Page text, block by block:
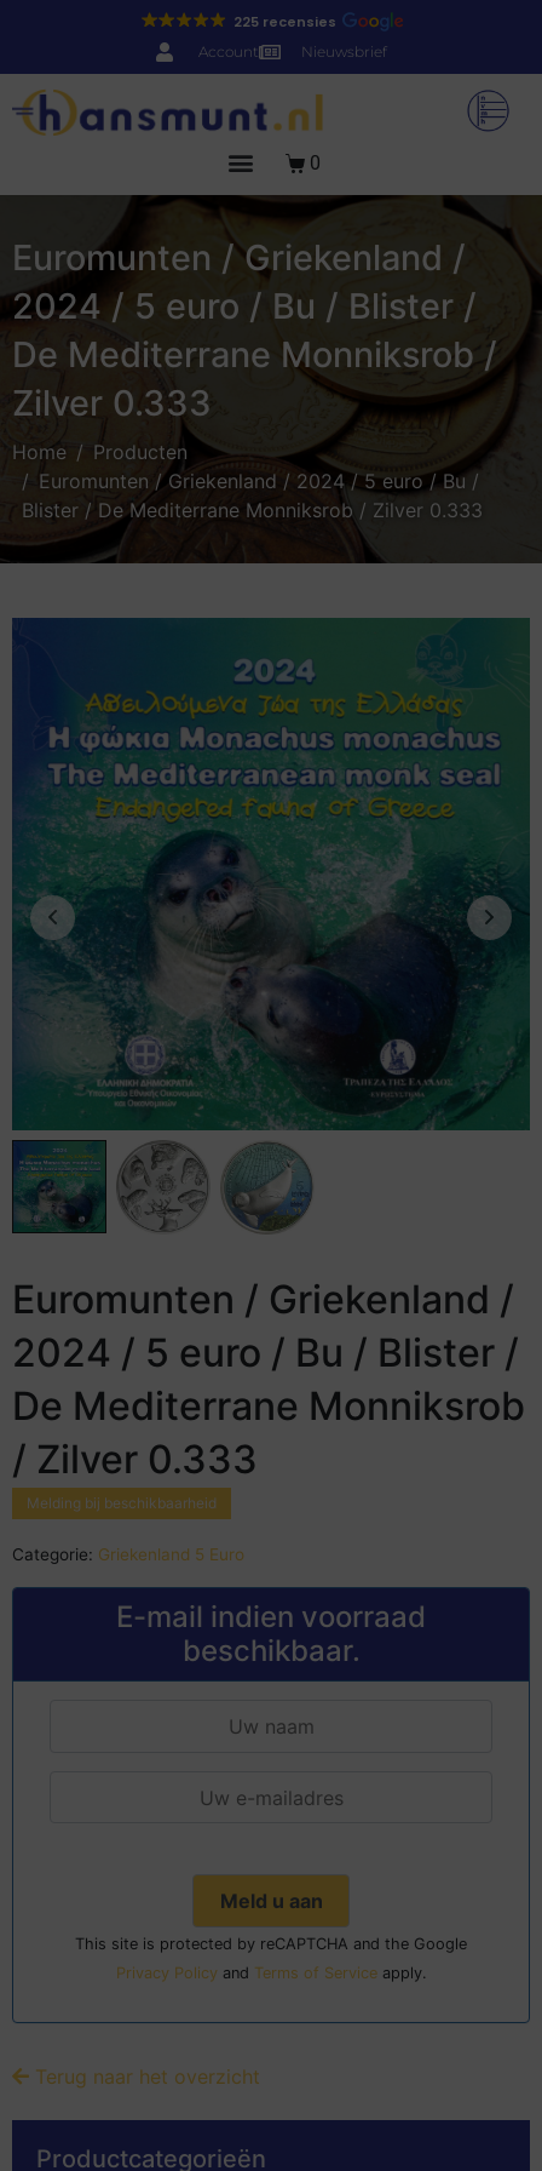
225 recensies
Account Nieuwsbrief
0
Euromunten / Griekenland /
2024 / 5 euro / Bu / Blister /
De Mediterrane Monniksrob /
Zilver 0.333
Home
Producten
Euromunten / Griekenland / 2024 / 5 euro / Bu /
Blister / De Mediterrane Monniksrob / Zilver 0.333
Euromunten / Griekenland /
2024 / 5 euro / Bu / Blister /
De Mediterrane Monniksrob
/ Zilver 0.333
Melding bij beschikbaarheid
Categorie: Griekenland 5 Euro
E-mail indien voorraad
beschikbaar.
This site is protected by reCAPTCHA and the Google
Privacy Policy and Terms of Service apply.
Terug naar het overzicht
Productcategorieën